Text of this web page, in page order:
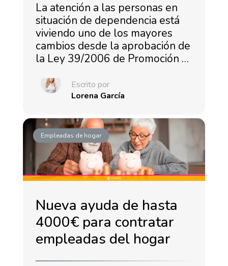
La atención a las personas en
situación de dependencia está
viviendo uno de los mayores
cambios desde la aprobación de
la Ley 39/2006 de Promoción …
Escrito por
Lorena García
Empleadas de hogar
Nueva ayuda de hasta
4000€ para contratar
empleadas del hogar